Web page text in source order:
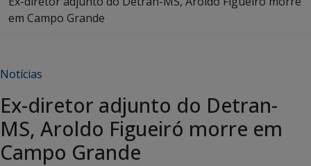
em Campo Grande
Notícias
Ex-diretor adjunto do Detran-
MS, Aroldo Figueiró morre em
Campo Grande